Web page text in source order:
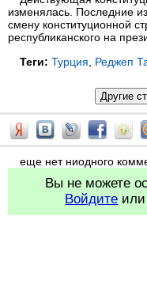
изменялась. Последние
смену конституционной
республиканского на
Теги: Турция Реджеп
еще нет ниодного
Вы не можете
Войдите